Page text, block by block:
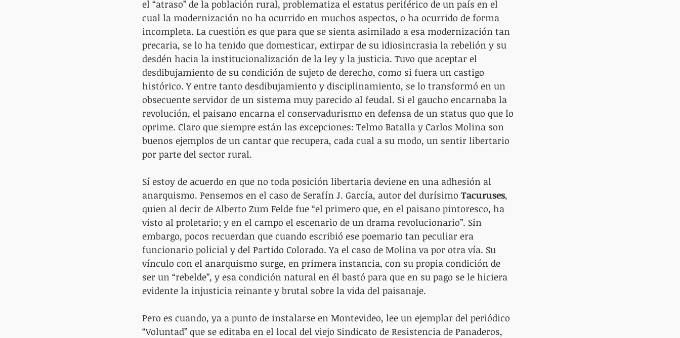
el “atraso” de la población rural, problematiza el estatus periférico de un país en el
cual la modernización no ha ocurrido en muchos aspectos, o ha ocurrido de forma
incompleta. La cuestión es que para que se sienta asimilado a esa modernización tan
precaria, se lo ha tenido que domesticar, extirpar de su idiosincrasia la rebelión y su
desdén hacia la institucionalización de la ley y la justicia. Tuvo que aceptar el
desdibujamiento de su condición de sujeto de derecho, como si fuera un castigo
histórico. Y entre tanto desdibujamiento y disciplinamiento, se lo transformó en un
obsecuente servidor de un sistema muy parecido al feudal. Si el gaucho encarnaba la
revolución, el paisano encarna el conservadurismo en defensa de un status quo que lo
oprime. Claro que siempre están las excepciones: Telmo Batalla y Carlos Molina son
buenos ejemplos de un cantar que recupera, cada cual a su modo, un sentir libertario
por parte del sector rural.
Sí estoy de acuerdo en que no toda posición libertaria deviene en una adhesión al
anarquismo. Pensemos en el caso de Serafín J. García, autor del durísimo Tacuruses,
quien al decir de Alberto Zum Felde fue “el primero que, en el paisano pintoresco, ha
visto al proletario; y en el campo el escenario de un drama revolucionario”. Sin
embargo, pocos recuerdan que cuando escribió ese poemario tan peculiar era
funcionario policial y del Partido Colorado. Ya el caso de Molina va por otra vía. Su
vínculo con el anarquismo surge, en primera instancia, con su propia condición de
ser un “rebelde”, y esa condición natural en él bastó para que en su pago se le hiciera
evidente la injusticia reinante y brutal sobre la vida del paisanaje.
Pero es cuando, ya a punto de instalarse en Montevideo, lee un ejemplar del periódico
“Voluntad” que se editaba en el local del viejo Sindicato de Resistencia de Panaderos,